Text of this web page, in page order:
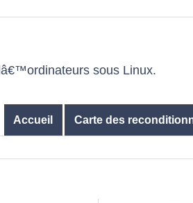
sous Linux.
Accueil Carte des